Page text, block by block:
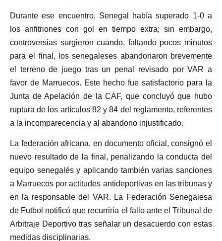
Durante ese encuentro, Senegal había superado 1-0 a
los anfitriones con gol en tiempo extra; sin embargo,
controversias surgieron cuando, faltando pocos minutos
para el final, los senegaleses abandonaron brevemente
el terreno de juego tras un penal revisado por VAR a
favor de Marruecos. Este hecho fue satisfactorio para la
Junta de Apelación de la CAF, que concluyó que hubo
ruptura de los artículos 82 y 84 del reglamento, referentes
a la incomparecencia y al abandono injustificado.
La federación africana, en documento oficial, consignó el
nuevo resultado de la final, penalizando la conducta del
equipo senegalés y aplicando también varias sanciones
a Marruecos por actitudes antideportivas en las tribunas y
en la responsable del VAR. La Federación Senegalesa
de Futbol notificó que recurriría el fallo ante el Tribunal de
Arbitraje Deportivo tras señalar un desacuerdo con estas
medidas disciplinarias.